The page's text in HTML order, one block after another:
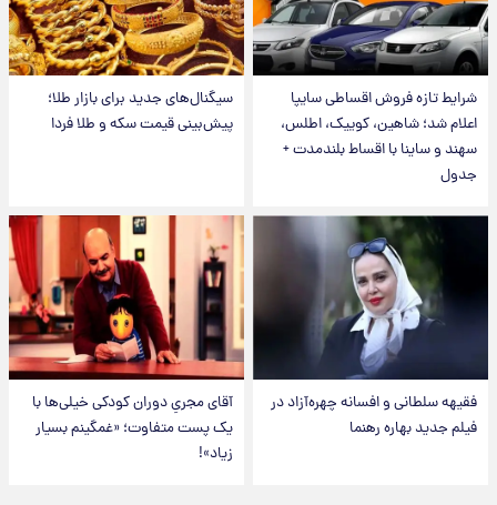
شرایط تازه فروش اقساطی سایپا
اعلام شد؛ شاهین، کوییک، اطلس،
سهند و ساینا با اقساط بلندمدت +
جدول
سیگنال‌های جدید برای بازار طلا؛
پیش‌بینی قیمت سکه و طلا فردا
فقیهه سلطانی و افسانه چهره‌آزاد در
فیلم جدید بهاره رهنما
آقای مجریِ دوران کودکی خیلی‌ها با
یک پست متفاوت؛ «غمگینم بسیار
زیاد»!